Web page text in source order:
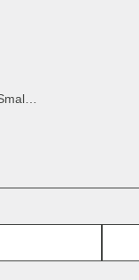
Bergen Pro Wallet Small Greige